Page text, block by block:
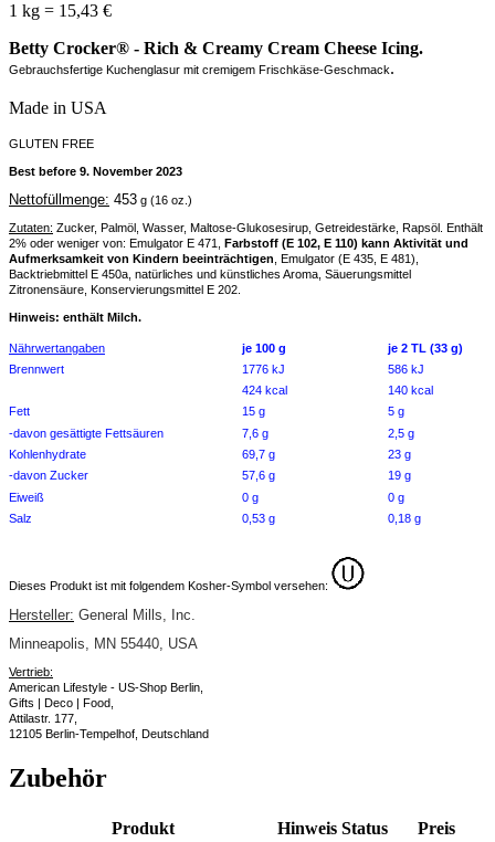
1 kg = 15,43 €
Betty Crocker® - Rich & Creamy Cream Cheese Icing.
Gebrauchsfertige Kuchenglasur mit cremigem Frischkäse-Geschmack.
Made in USA
GLUTEN FREE
Best before 9. November 2023
Nettofüllmenge: 453 g (16 oz.)
Zutaten: Zucker, Palmöl, Wasser, Maltose-Glukosesirup, Getreidestärke, Rapsöl. Enthält
2% oder weniger von: Emulgator E 471, Farbstoff (E 102, E 110) kann Aktivität und
Aufmerksamkeit von Kindern beeinträchtigen , Emulgator (E 435, E 481),
Backtriebmittel E 450a, natürliches und künstliches Aroma, Säuerungsmittel
Zitronensäure, Konservierungsmittel E 202.
Hinweis: enthält Milch.
Nährwertangaben je 100 g
je 2 TL (33 g)
Brennwert
1776 kJ
586 kJ
424 kcal
140 kcal
Fett
15 g
5 g
-davon gesättigte Fettsäuren
7,6 g
2,5 g
Kohlenhydrate
69,7 g
23 g
-davon Zucker
57,6 g
19 g
Eiweiß
0 g
0 g
Salz
0,53 g 0,18 g
Dieses Produkt ist mit folgendem Kosher-Symbol versehen:
Hersteller: General Mills, Inc.
Minneapolis, MN 55440, USA
Vertrieb:
American Lifestyle - US-Shop Berlin,
Gifts | Deco | Food,
Attilastr. 177,
12105 Berlin-Tempelhof, Deutschland
Zubehör
Produkt Hinweis Status Preis